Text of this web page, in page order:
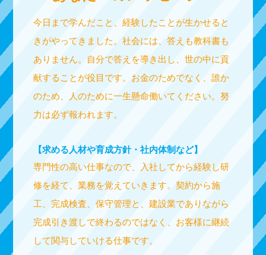
今日まで学んだこと、経験したことが生かせると
きがやってきました。社会には、答えも教科書も
ありません。自分で答えを導き出し、世の中に貢
献することが役目です。お金のためでなく、誰か
のため、人のために一生懸命働いてください。努
力は必ず報われます。
【求める人材や育成方針・社内体制など】
専門性の高い仕事なので、入社してから経験し研
修を経て、業務を覚えていきます。契約から施
工、完成検査、保守管理と、建設業でありながら
完成引き渡しで終わるのではなく、お客様に継続
して関与していける仕事です。